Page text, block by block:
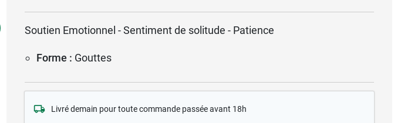
Soutien Emotionnel - Sentiment de solitude - Patience
Forme : Gouttes
Livré demain pour toute commande passée avant 18h